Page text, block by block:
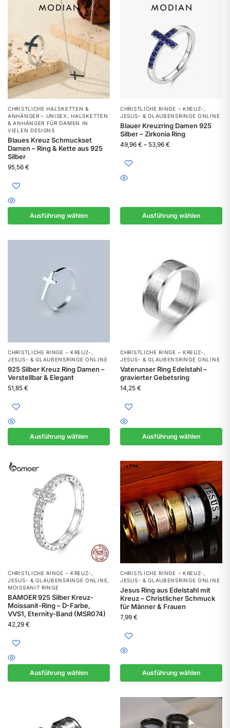
CHRISTLICHE HALSKETTEN &
ANHÄNGER – UNISEX ,HALSKETTEN
& ANHÄNGER FÜR DAMEN IN
VIELEN DESIGNS
Blaues Kreuz Schmuckset
Damen – Ring & Kette aus 925
Silber
95,56 €
Ausführung wählen
CHRISTLICHE RINGE – KREUZ-,
JESUS- & GLAUBENSRINGE ONLINE
Blauer Kreuzring Damen 925
Silber – Zirkonia Ring
49,96 € – 53,96 €
Ausführung wählen
CHRISTLICHE RINGE – KREUZ-,
JESUS- & GLAUBENSRINGE ONLINE
925 Silber Kreuz Ring Damen –
Verstellbar & Elegant
51,85 €
Ausführung wählen
CHRISTLICHE RINGE – KREUZ-,
JESUS- & GLAUBENSRINGE ONLINE
Vaterunser Ring Edelstahl –
gravierter Gebetsring
14,25 €
Ausführung wählen
CHRISTLICHE RINGE – KREUZ-,
JESUS- & GLAUBENSRINGE ONLINE,
MOISSANIT RINGE
BAMOER 925 Silber Kreuz-
Moissanit-Ring – D-Farbe,
VVS1, Eternity-Band (MSR074)
42,29 €
Ausführung wählen
CHRISTLICHE RINGE – KREUZ-,
JESUS- & GLAUBENSRINGE ONLINE
Jesus Ring aus Edelstahl mit
Kreuz – Christlicher Schmuck
für Männer & Frauen
7,99 €
Ausführung wählen